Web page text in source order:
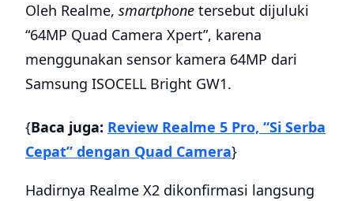
Oleh Realme, smartphone tersebut dijuluki
“64MP Quad Camera Xpert”, karena
menggunakan sensor kamera 64MP dari
Samsung ISOCELL Bright GW1.
{Baca juga: Review Realme 5 Pro, “Si Serba
Cepat” dengan Quad Camera}
Hadirnya Realme X2 dikonfirmasi langsung